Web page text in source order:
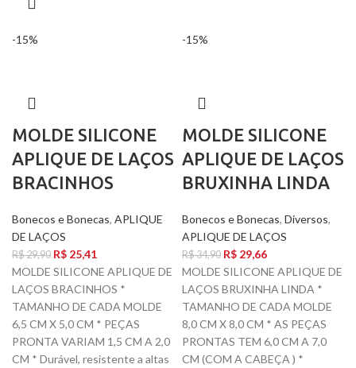
-15%
MOLDE SILICONE
APLIQUE DE LAÇOS
BRACINHOS
Bonecos e Bonecas, APLIQUE
DE LAÇOS
R$29,90 R$ 25,41
MOLDE SILICONE APLIQUE DE
LAÇOS BRACINHOS *
TAMANHO DE CADA MOLDE
6,5 CM X 5,0 CM * PEÇAS
PRONTA VARIAM 1,5 CM A 2,0
CM * Durável, resistente a altas
-15%
MOLDE SILICONE
APLIQUE DE LAÇOS
BRUXINHA LINDA
Bonecos e Bonecas, Diversos,
APLIQUE DE LAÇOS
R$34,90 R$ 29,66
MOLDE SILICONE APLIQUE DE
LAÇOS BRUXINHA LINDA *
TAMANHO DE CADA MOLDE
8,0 CM X 8,0 CM * AS PEÇAS
PRONTAS TEM 6,0 CM A 7,0
CM (COM A CABEÇA ) *